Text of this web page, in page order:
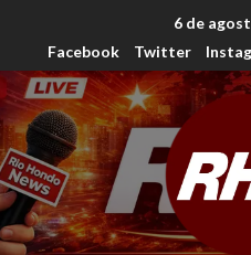
6 de
Facebook
Twitter